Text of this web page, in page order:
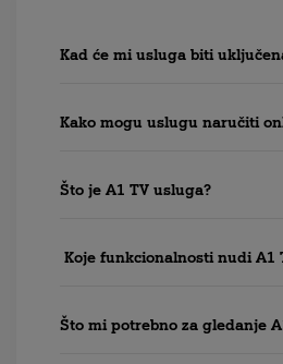
Kad će mi usluga biti
Kako mogu uslugu naručiti
Što je A1 TV usluga?
Koje funkcionalnosti nudi A1
Što mi potrebno za gledanje